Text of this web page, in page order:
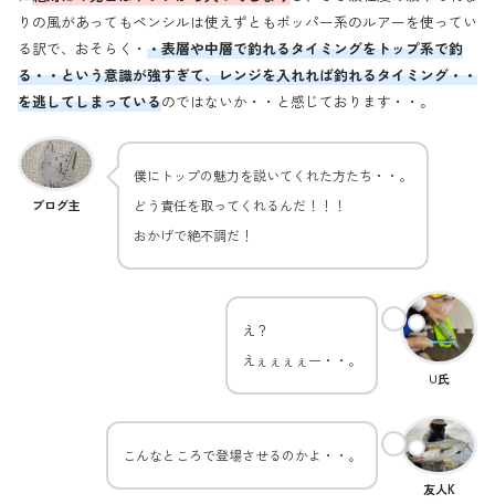
りの風があってもペンシルは使えずともポッパー系のルアーを使ってい
る訳で、おそらく・ ・表層や中層で釣れるタイミングをトップ系で釣
る・・という意識が強すぎて、レンジを入れれば釣れるタイミング・・
を逃してしまっているのではないか・・と感じております・・。
ブログ主
僕にトップの魅力を説いてくれた方たち・・。
どう責任を取ってくれるんだ！！！
おかげで絶不調だ！
∪氏
え？
えぇぇぇぇー・・。
友人K
こんなところで登場させるのかよ・・。